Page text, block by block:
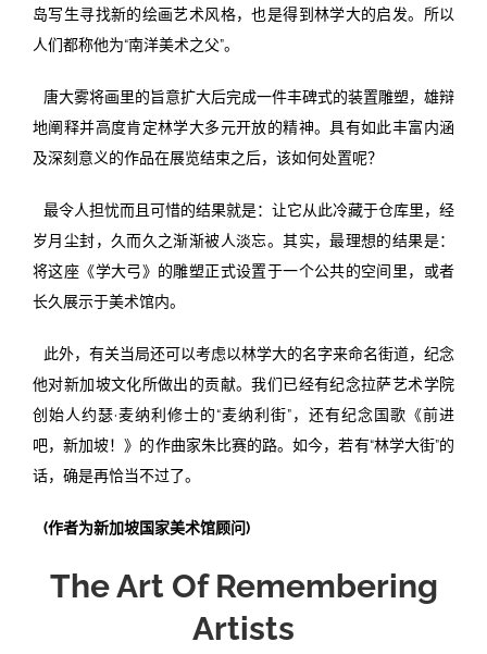
岛写生寻找新的绘画艺术风格，也是得到林学大的启发。所以
人们都称他为“南洋美术之父”。
唐大雾将画里的旨意扩大后完成一件丰碑式的装置雕塑，雄辩
地阐释并高度肯定林学大多元开放的精神。具有如此丰富内涵
及深刻意义的作品在展览结束之后，该如何处置呢？
最令人担忧而且可惜的结果就是：让它从此冷藏于仓库里，经
岁月尘封，久而久之渐渐被人淡忘。其实，最理想的结果是：
将这座《学大弓》的雕塑正式设置于一个公共的空间里，或者
长久展示于美术馆内。
此外，有关当局还可以考虑以林学大的名字来命名街道，纪念
他对新加坡文化所做出的贡献。我们已经有纪念拉萨艺术学院
创始人约瑟·麦纳利修士的“麦纳利街”，还有纪念国歌《前进
吧，新加坡！》的作曲家朱比赛的路。如今，若有“林学大街”的
话，确是再恰当不过了。
(作者为新加坡国家美术馆顾问)
The Art Of Remembering
Artists